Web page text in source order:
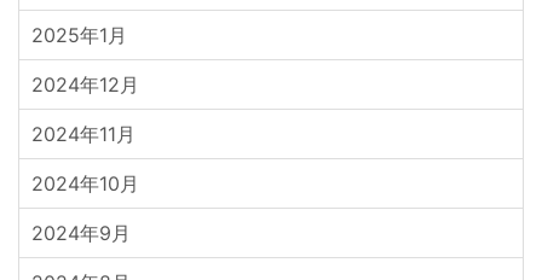
2025年1月
2024年12月
2024年11月
2024年10月
2024年9月